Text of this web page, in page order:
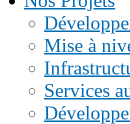
Mise à
Services